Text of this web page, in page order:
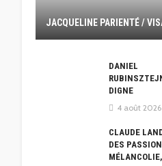
JACQUELINE PARIENTÉ /
DANIEL
DIGNE
4 août 2026
CLAUDE
DES